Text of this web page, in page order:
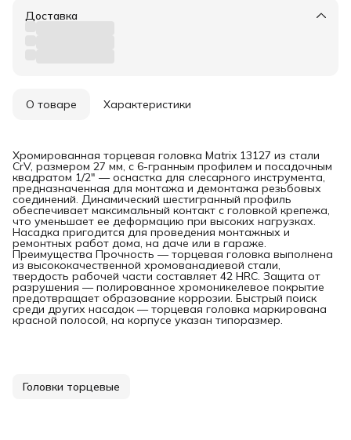
Доставка
О товаре Характеристики
Хромированная торцевая головка Matrix 13127 из стали
CrV, размером 27 мм, с 6-гранным профилем и посадочным
квадратом 1/2" — оснастка для слесарного инструмента,
предназначенная для монтажа и демонтажа резьбовых
соединений. Динамический шестигранный профиль
обеспечивает максимальный контакт с головкой крепежа,
что уменьшает ее деформацию при высоких нагрузках.
Насадка пригодится для проведения монтажных и
ремонтных работ дома, на даче или в гараже.
Преимущества Прочность — торцевая головка выполнена
из высококачественной хромованадиевой стали,
твердость рабочей части составляет 42 HRC. Защита от
разрушения — полированное хромоникелевое покрытие
предотвращает образование коррозии. Быстрый поиск
среди других насадок — торцевая головка маркирована
красной полосой, на корпусе указан типоразмер.
Головки торцевые